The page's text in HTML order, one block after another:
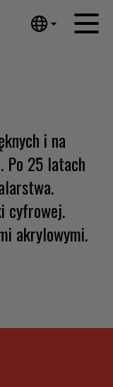
语/中文
語
i na
Po 25 latach
cyfrowej.
akrylowymi.